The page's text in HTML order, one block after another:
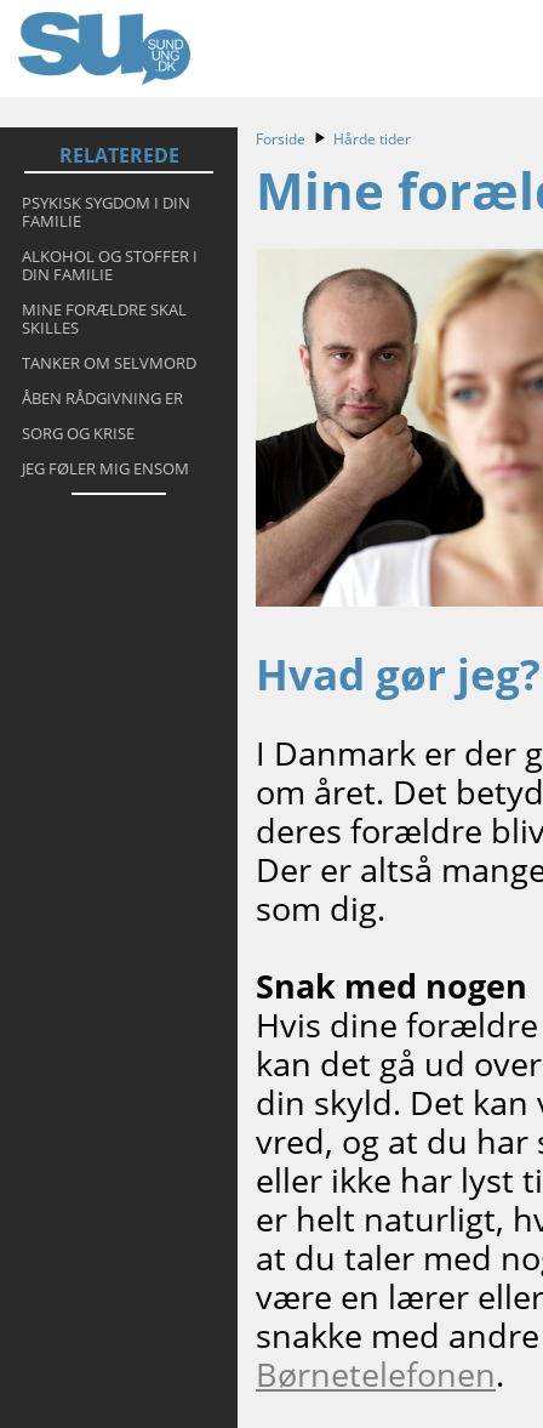
RELATEREDE
PSYKISK SYGDOM I DIN
FAMILIE
ALKOHOL OG STOFFER I
DIN FAMILIE
MINE FORÆLDRE SKAL
SKILLES
TANKER OM SELVMORD
ÅBEN RÅDGIVNING ER
SORG OG KRISE
JEG FØLER MIG ENSOM
Forside Hårde tider
Mine
Hvad gør jeg?
I Danmark er der
om året. Det
deres forældre
Der er altså
som dig.
Snak med nogen
Hvis dine
kan det gå ud
din skyld. Det
vred, og at du
eller ikke har lyst
er helt naturligt,
at du taler med
være en lærer eller
snakke med
Børnetelefonen.